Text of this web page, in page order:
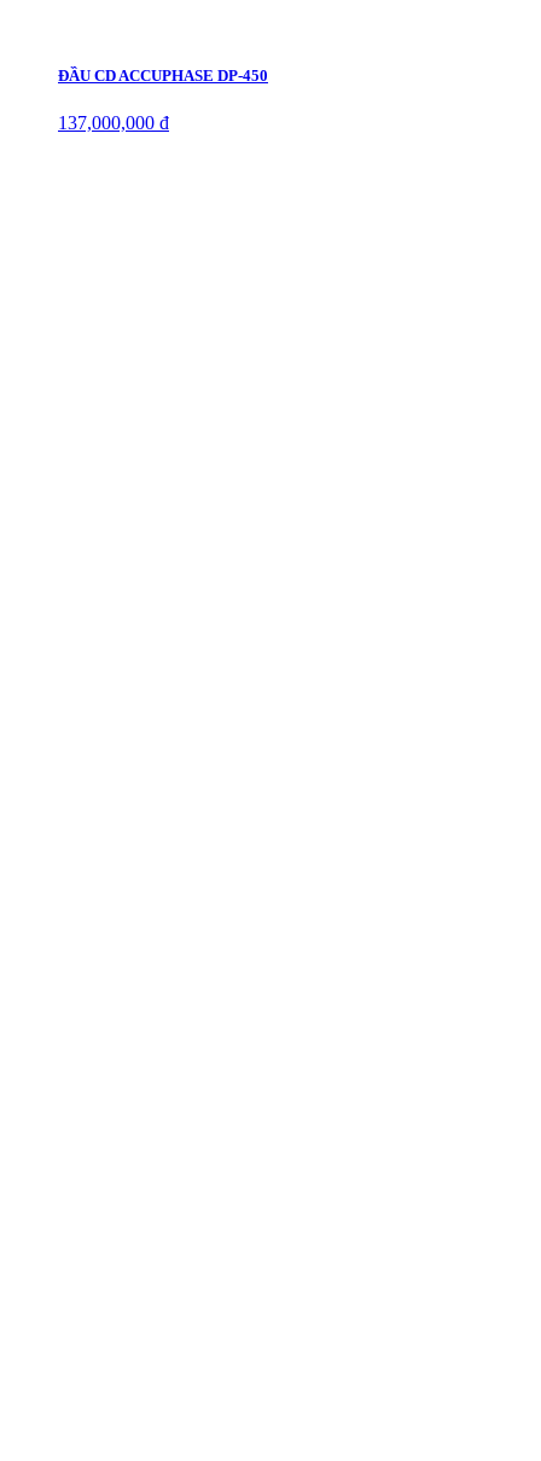
ĐẦU CD ACCUPHASE DP-450
137,000,000 đ